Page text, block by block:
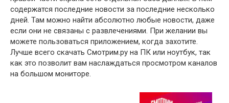
содержатся последние новости за последние несколько
дней. Там можно найти абсолютно любые новости, даже
если они не связаны с развлечениями. При желании вы
можете пользоваться приложением, когда захотите.
Лучше всего скачать Смотрим.ру на ПК или ноутбук, так
как это позволит вам наслаждаться просмотром каналов
на большом мониторе.